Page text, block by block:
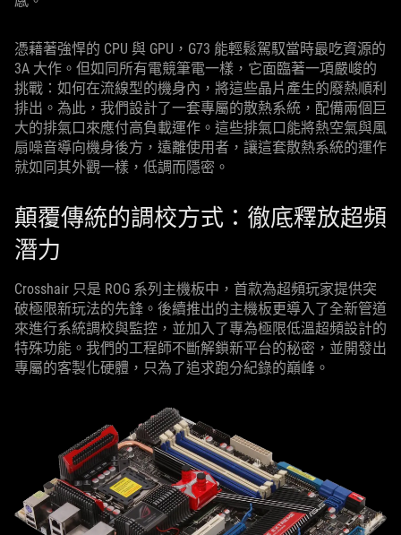
憑藉著強悍的 CPU 與 GPU，G73 能輕鬆駕馭當時最吃資源的
3A 大作。但如同所有電競筆電一樣，它面臨著一項嚴峻的
挑戰：如何在流線型的機身內，將這些晶片產生的廢熱順利
排出。為此，我們設計了一套專屬的散熱系統，配備兩個巨
大的排氣口來應付高負載運作。這些排氣口能將熱空氣與風
扇噪音導向機身後方，遠離使用者，讓這套散熱系統的運作
就如同其外觀一樣，低調而隱密。
顛覆傳統的調校方式：徹底釋放超頻
潛力
Crosshair 只是 ROG 系列主機板中，首款為超頻玩家提供突
破極限新玩法的先鋒。後續推出的主機板更導入了全新管道
來進行系統調校與監控，並加入了專為極限低溫超頻設計的
特殊功能。我們的工程師不斷解鎖新平台的秘密，並開發出
專屬的客製化硬體，只為了追求跑分紀錄的巔峰。